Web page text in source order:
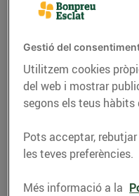
Recepta
espinacs
Les amanides
pots combinar amb
Gestió del
Utilitzem cookies
del web i mostrar
segons els teus hàbits
Pots acceptar,
les teves preferències.
Més informació a la